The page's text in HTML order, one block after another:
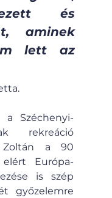
és
aminek
lett az
a Széchenyi-
rekreáció
Zoltán a 90
Európa-
is szép
győzelemre